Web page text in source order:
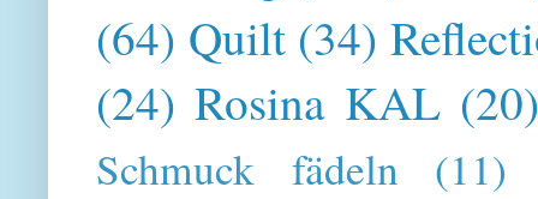
(64) Quilt (34)
(24) Rosina KAL
Schmuck fädeln (11)